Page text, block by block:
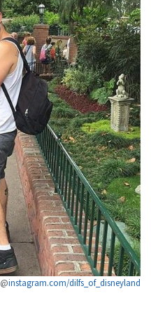
@instagram.com/dilfs_of_disneyland